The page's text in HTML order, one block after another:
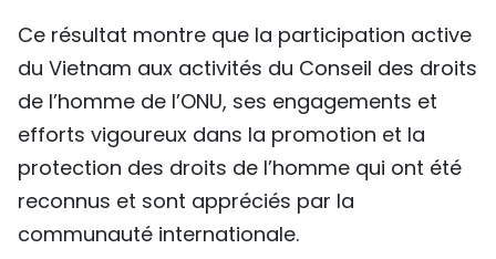
Ce résultat montre que la participation active
du Vietnam aux activités du Conseil des droits
de l’homme de l’ONU, ses engagements et
efforts vigoureux dans la promotion et la
protection des droits de l’homme qui ont été
reconnus et sont appréciés par la
communauté internationale.